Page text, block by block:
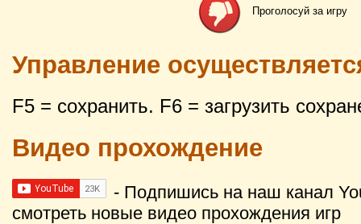
Проголосуй за игру
Управление
F5 = сохранить. F6 = загрузить
Видео прохождение
- Подпишись на наш канал
смотреть новые видео прохождения игр